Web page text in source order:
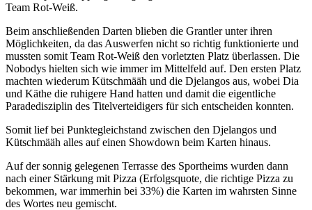
Team Rot-Weiß.
Beim anschließenden Darten blieben die Grantler unter ihren
Möglichkeiten, da das Auswerfen nicht so richtig funktionierte und
mussten somit Team Rot-Weiß den vorletzten Platz überlassen. Die
Nobodys hielten sich wie immer im Mittelfeld auf. Den ersten Platz
machten wiederum Kütschmääh und die Djelangos aus, wobei Dia
und Käthe die ruhigere Hand hatten und damit die eigentliche
Paradedisziplin des Titelverteidigers für sich entscheiden konnten.
Somit lief bei Punktegleichstand zwischen den Djelangos und
Kütschmääh alles auf einen Showdown beim Karten hinaus.
Auf der sonnig gelegenen Terrasse des Sportheims wurden dann
nach einer Stärkung mit Pizza (Erfolgsquote, die richtige Pizza zu
bekommen, war immerhin bei 33%) die Karten im wahrsten Sinne
des Wortes neu gemischt.